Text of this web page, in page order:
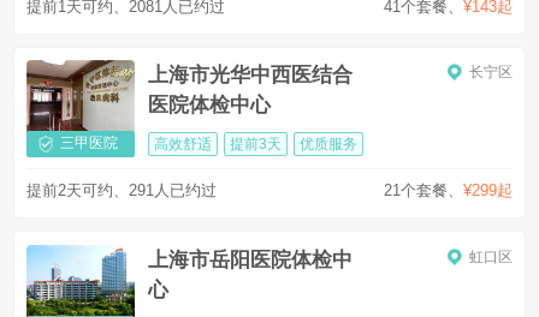
41个套餐、 ¥143起
提前1天可约、2081人已约过
三甲医院
上海市光华中西医结合
医院体检中心
长宁区
高效舒适 提前3天 优质服务
21个套餐、 ¥299起
提前2天可约、291人已约过
上海市岳阳医院体检中
心
虹口区